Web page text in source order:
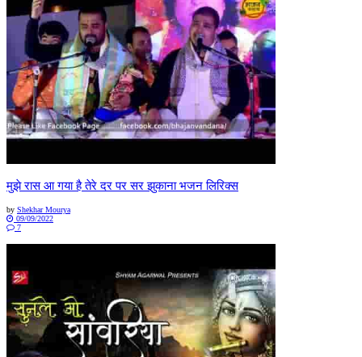
मुझे रास आ गया है तेरे दर पर सर झुकाना भजन लिरिक्स
by Shekhar Mourya
09/09/2022
7